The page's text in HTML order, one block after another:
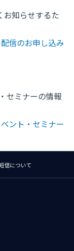
お知らせするた
信のお申し込み
セミナーの情報
ント・セミナー
信について